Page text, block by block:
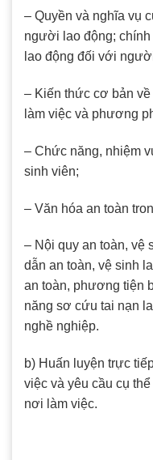
– Quyền và nghĩa vụ
người lao động; chính
lao động đối với
– Kiến thức cơ bản
làm việc và phương
– Chức năng, nhiệm
sinh viên;
– Văn hóa an toàn
– Nội quy an toàn, vệ
dẫn an toàn, vệ sinh
an toàn, phương tiện
năng sơ cứu tai nạn
nghề nghiệp.
b) Huấn luyện trực
việc và yêu cầu cụ
nơi làm việc.